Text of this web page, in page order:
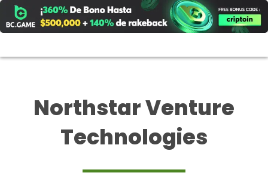
al
contenido
Northstar Venture
Technologies